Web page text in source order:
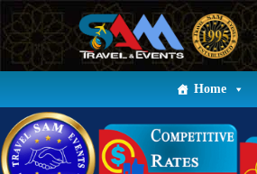
Home